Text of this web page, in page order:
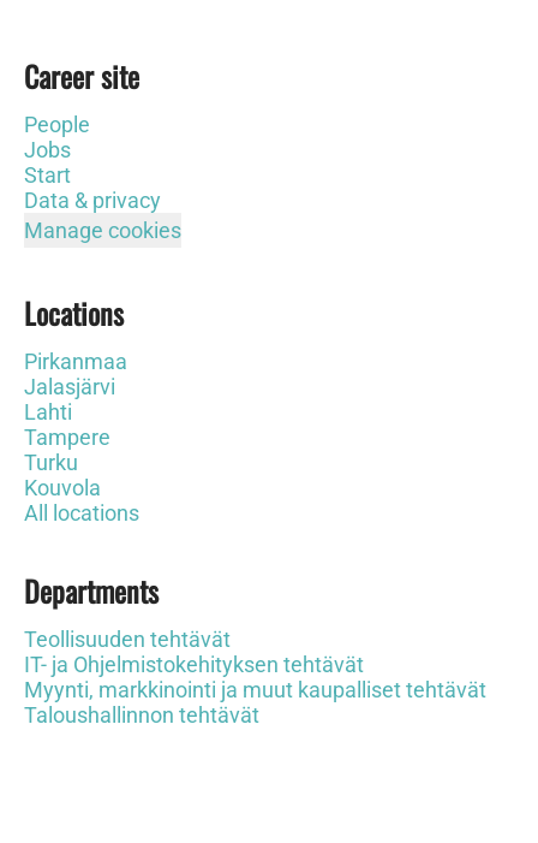
Career site
People
Jobs
Start
Data & privacy
Manage cookies
Locations
Pirkanmaa
Jalasjärvi
Lahti
Tampere
Turku
Kouvola
All locations
Departments
Teollisuuden tehtävät
IT- ja Ohjelmistokehityksen tehtävät
Myynti, markkinointi ja muut kaupalliset tehtävät
Taloushallinnon tehtävät